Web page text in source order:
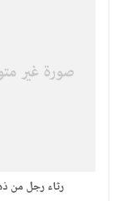
رثاء رجل من